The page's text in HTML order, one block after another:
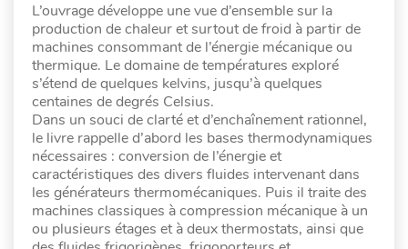
L’ouvrage développe une vue d’ensemble sur la
production de chaleur et surtout de froid à partir de
machines consommant de l’énergie mécanique ou
thermique. Le domaine de températures exploré
s’étend de quelques kelvins, jusqu’à quelques
centaines de degrés Celsius.
Dans un souci de clarté et d’enchaînement rationnel,
le livre rappelle d’abord les bases thermodynamiques
nécessaires : conversion de l’énergie et
caractéristiques des divers fluides intervenant dans
les générateurs thermomécaniques. Puis il traite des
machines classiques à compression mécanique à un
ou plusieurs étages et à deux thermostats, ainsi que